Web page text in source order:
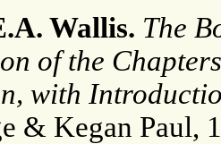
Wallis. The
of the
with
& Kegan Paul,